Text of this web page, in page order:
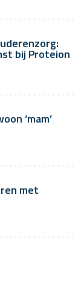
bij Proteion
‘mam’
met